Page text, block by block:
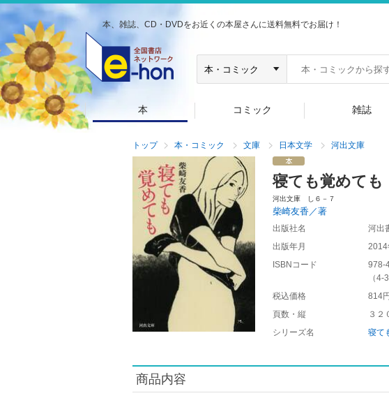
本、雑誌、CD・DVDをお近くの本屋さんに送料無料でお届け！
本 コミック 雑誌
トップ 本・コミック 文庫 日本文学 河出文庫
寝ても覚めても
河出文庫 し６－７
柴崎友香／著
出版社名
河出
出版年月
2014
ISBNコード
978-
（4-
税込価格
814円
頁数・縦
３
シリーズ名
寝て
商品内容